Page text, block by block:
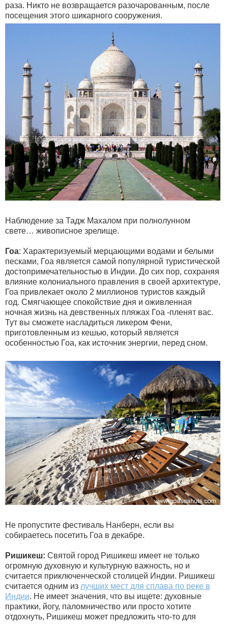
раза. Никто не возвращается разочарованным, после
посещения этого шикарного сооружения.
Наблюдение за Тадж Махалом при полнолунном
свете… живописное зрелище.
Гоа: Характеризуемый мерцающими водами и белыми
песками, Гоа является самой популярной туристической
достопримечательностью в Индии. До сих пор, сохраняя
влияние колониального правления в своей архитектуре,
Гоа привлекает около 2 миллионов туристов каждый
год. Смягчающее спокойствие дня и оживленная
ночная жизнь на девственных пляжах Гоа -пленят вас.
Тут вы сможете насладиться ликером Фени,
приготовленным из кешью, который является
особенностью Гоа, как источник энергии, перед сном.
Не пропустите фестиваль Нанберн, если вы
собираетесь посетить Гоа в декабре.
Ришикеш: Святой город Ришикеш имеет не только
огромную духовную и культурную важность, но и
считается приключенческой столицей Индии. Ришикеш
считается одним из лучших мест для сплава по реке в
Индии. Не имеет значения, что вы ищете: духовные
практики, йогу, паломничество или просто хотите
отдохнуть, Ришикеш может предложить что-то для